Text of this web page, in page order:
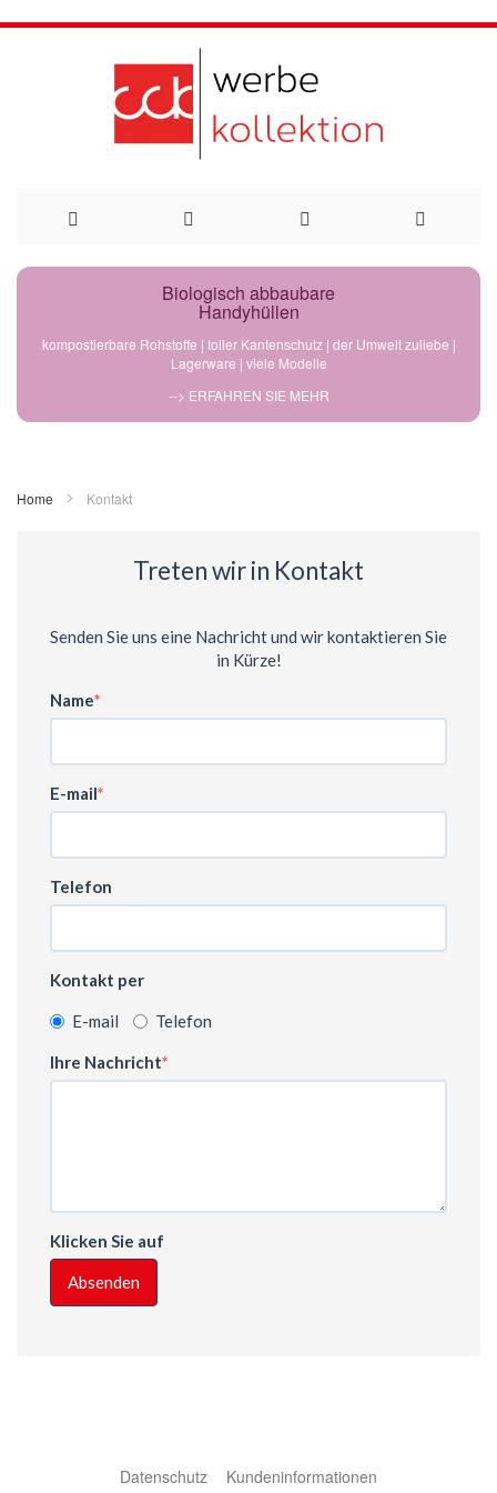
Direkt
Biologisch abbaubare
Handyhüllen
kompostierbare Rohstoffe | toller Kantenschutz | der Umwelt zuliebe |
Lagerware | viele Modelle
--> ERFAHREN SIE MEHR
Home Kontakt
Treten wir in Kontakt
Senden Sie uns eine Nachricht und wir kontaktieren Sie
in Kürze!
Name
E-mail
Telefon
Kontakt per
E-mail Telefon
Ihre Nachricht
Klicken Sie auf
Absenden
Datenschutz Kundeninformationen